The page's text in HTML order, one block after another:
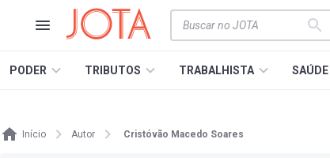
PODER TRIBUTOS TRABALHISTA SAÚDE
Início Autor Cristóvão Macedo Soares